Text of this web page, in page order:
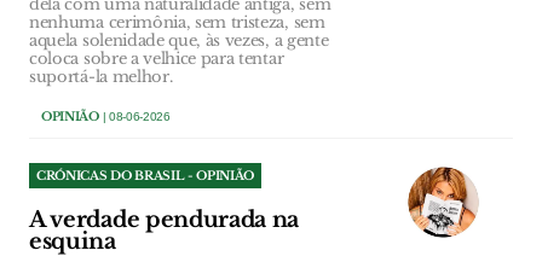
dela com uma naturalidade antiga, sem
nenhuma cerimônia, sem tristeza, sem
aquela solenidade que, às vezes, a gente
coloca sobre a velhice para tentar
suportá-la melhor.
OPINIÃO| 08-06-2026
CRÓNICAS DO BRASIL - OPINIÃO
A verdade pendurada na
esquina